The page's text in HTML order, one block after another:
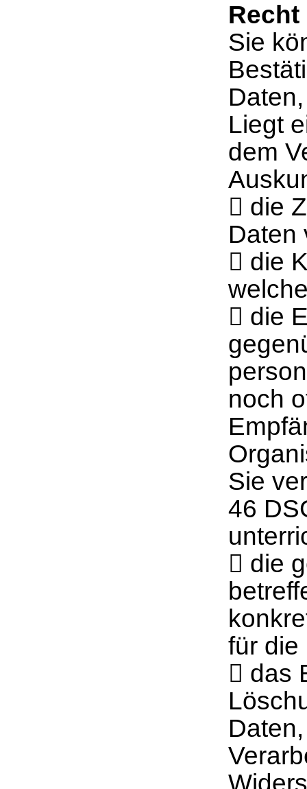
Recht
Sie
Liegt
dem
 die
Daten
 die
 die
noch
Sie
46
 die
für die
 das